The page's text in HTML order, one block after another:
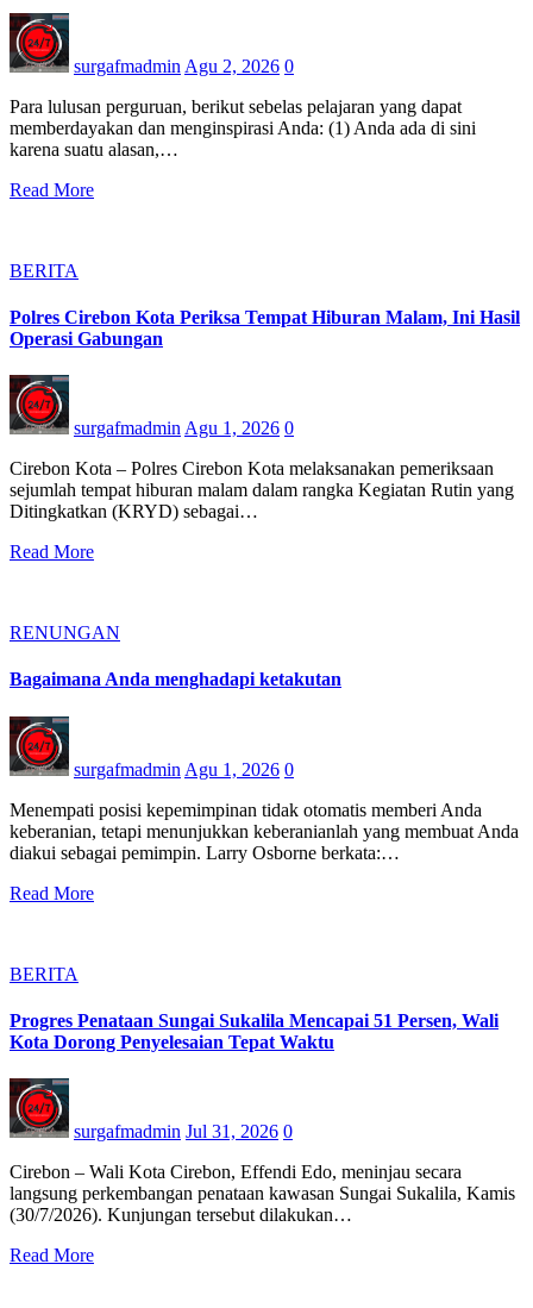
surgafmadmin Agu 2, 2026 0
Para lulusan perguruan, berikut sebelas pelajaran yang dapat
memberdayakan dan menginspirasi Anda: (1) Anda ada di sini
karena suatu alasan,…
Read More
BERITA
Polres Cirebon Kota Periksa Tempat Hiburan Malam, Ini Hasil
Operasi Gabungan
surgafmadmin Agu 1, 2026 0
Cirebon Kota – Polres Cirebon Kota melaksanakan pemeriksaan
sejumlah tempat hiburan malam dalam rangka Kegiatan Rutin yang
Ditingkatkan (KRYD) sebagai…
Read More
RENUNGAN
Bagaimana Anda menghadapi ketakutan
surgafmadmin Agu 1, 2026 0
Menempati posisi kepemimpinan tidak otomatis memberi Anda
keberanian, tetapi menunjukkan keberanianlah yang membuat Anda
diakui sebagai pemimpin. Larry Osborne berkata:…
Read More
BERITA
Progres Penataan Sungai Sukalila Mencapai 51 Persen, Wali
Kota Dorong Penyelesaian Tepat Waktu
surgafmadmin Jul 31, 2026 0
Cirebon – Wali Kota Cirebon, Effendi Edo, meninjau secara
langsung perkembangan penataan kawasan Sungai Sukalila, Kamis
(30/7/2026). Kunjungan tersebut dilakukan…
Read More